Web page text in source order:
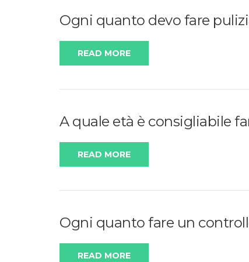
Ogni quanto devo fare
READ MORE
A quale età è consigliabile
READ MORE
Ogni quanto fare un
READ MORE